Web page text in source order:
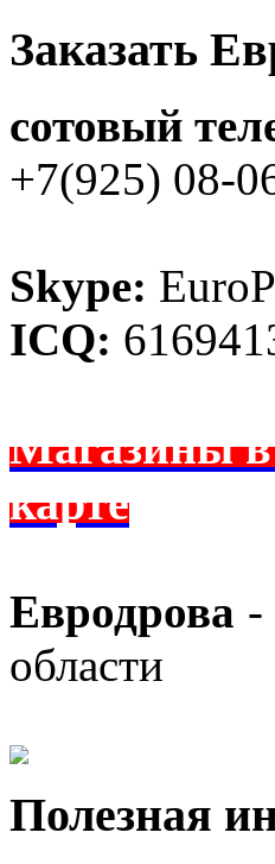
Заказать
сотовый
+7(925) 08-
Skype:
ICQ:
Магазины в
карте
Евродрова -
области
Полезная